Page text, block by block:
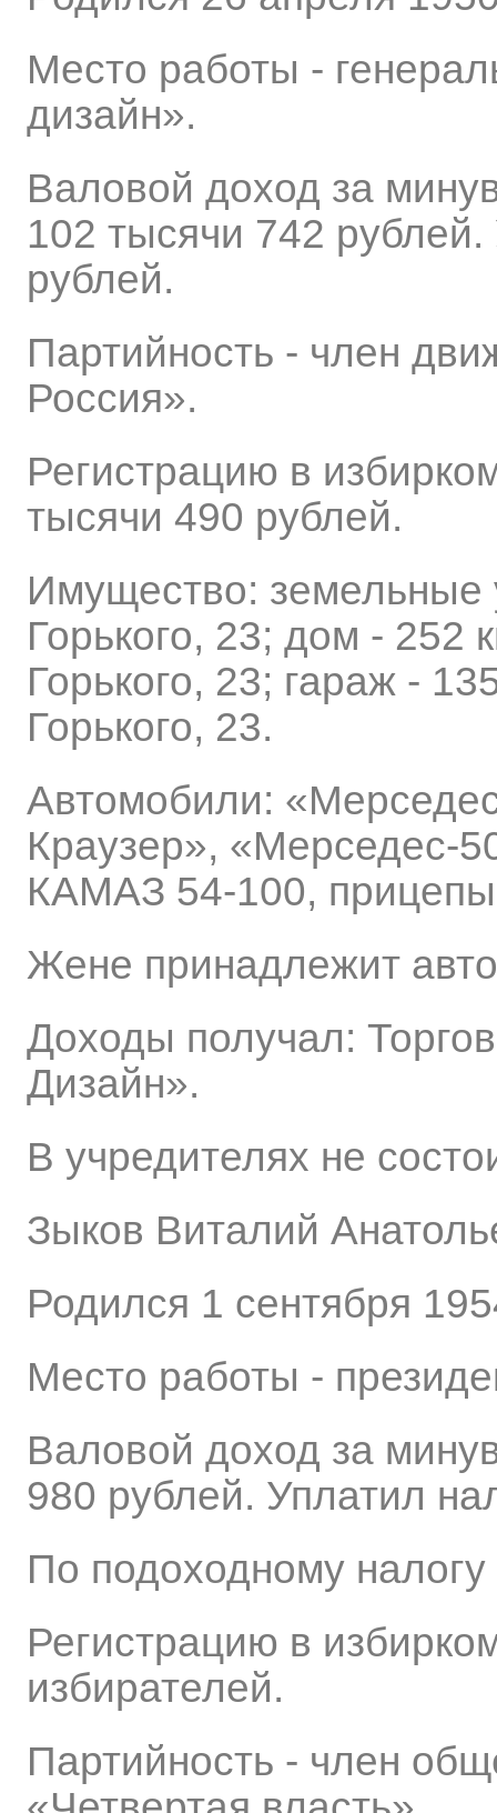
Место работы -
дизайн».
Валовой доход за
102 тысячи 742
рублей.
Партийность - член
Россия».
Регистрацию в
тысячи 490 рублей.
Имущество: земельные
Горького, 23; дом - 252
Горького, 23; гараж -
Горького, 23.
Автомобили:
Краузер», «Мерседес-
КАМАЗ 54-100,
Жене принадлежит
Доходы получал:
Дизайн».
В учредителях не
Зыков Виталий
Родился 1 сентября
Место работы -
Валовой доход за
980 рублей. Уплатил
По подоходному
Регистрацию в
избирателей.
Партийность - член